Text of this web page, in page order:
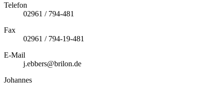
Telefon
02961 / 794-481
Fax
02961 / 794-19-481
E-Mail
j.ebbers@brilon.de
Johannes